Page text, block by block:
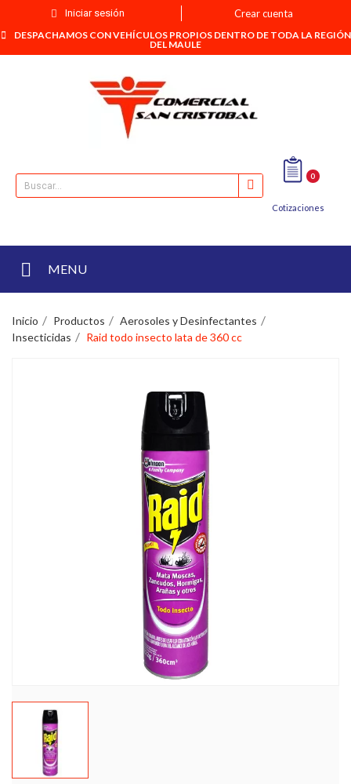
Iniciar sesión Crear cuenta
DESPACHAMOS CON VEHÍCULOS PROPIOS DENTRO DE TODA LA REGIÓN
DEL MAULE
0
Cotizaciones
MENU
Inicio Productos
Aerosoles y Desinfectantes
Insecticidas
Raid todo insecto lata de 360 cc